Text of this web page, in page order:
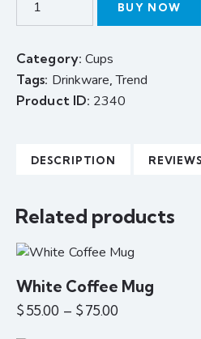
BUY NOW
Category: Cups
Tags: Drinkware ,Trend
Product ID: 2340
DESCRIPTION
Related products
White Coffee Mug
$55.00 – $75.00